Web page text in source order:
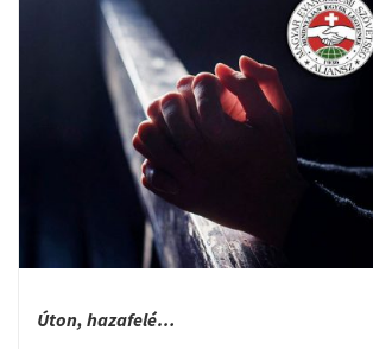
Úton, hazafelé…